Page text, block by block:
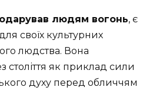
людям вогонь, є
своїх культурних
людства. Вона
століття як приклад сили
духу перед обличчям